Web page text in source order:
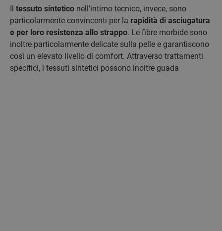
Il tessuto sintetico nell’intimo tecnico, invece, sono
particolarmente convincenti per la rapidità di asciugatura
e per loro resistenza allo strappo. Le fibre morbide sono
inoltre particolarmente delicate sulla pelle e garantiscono
così un elevato livello di comfort. Attraverso trattamenti
specifici, i tessuti sintetici possono inoltre guada